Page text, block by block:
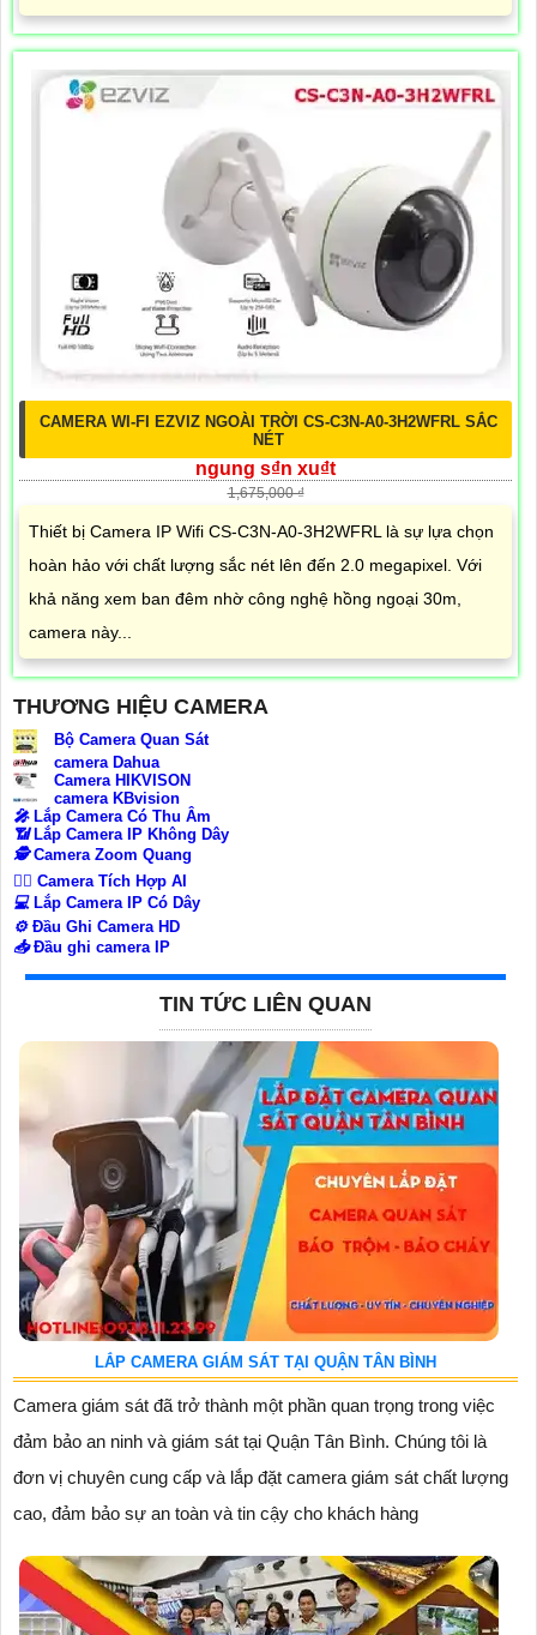
CAMERA WI-FI EZVIZ NGOÀI TRỜI CS-C3N-A0-3H2WFRL SẮC
NÉT
ngung s₫n xu₫t
1,675,000 ₫
Thiết bị Camera IP Wifi CS-C3N-A0-3H2WFRL là sự lựa chọn
hoàn hảo với chất lượng sắc nét lên đến 2.0 megapixel. Với
khả năng xem ban đêm nhờ công nghệ hồng ngoại 30m,
camera này...
THƯƠNG HIỆU CAMERA
Bộ Camera Quan Sát
camera Dahua
Camera HIKVISON
camera KBvision
️🎤️ Lắp Camera Có Thu Âm
📶 Lắp Camera IP Không Dây
🕵️Camera Zoom Quang
🧛‍♀️ Camera Tích Hợp AI
💻Lắp Camera IP Có Dây
⚙️Đầu Ghi Camera HD
📥Đầu ghi camera IP
TIN TỨC LIÊN QUAN
LẮP CAMERA GIÁM SÁT TẠI QUẬN TÂN BÌNH
Camera giám sát đã trở thành một phần quan trọng trong việc
đảm bảo an ninh và giám sát tại Quận Tân Bình. Chúng tôi là
đơn vị chuyên cung cấp và lắp đặt camera giám sát chất lượng
cao, đảm bảo sự an toàn và tin cậy cho khách hàng